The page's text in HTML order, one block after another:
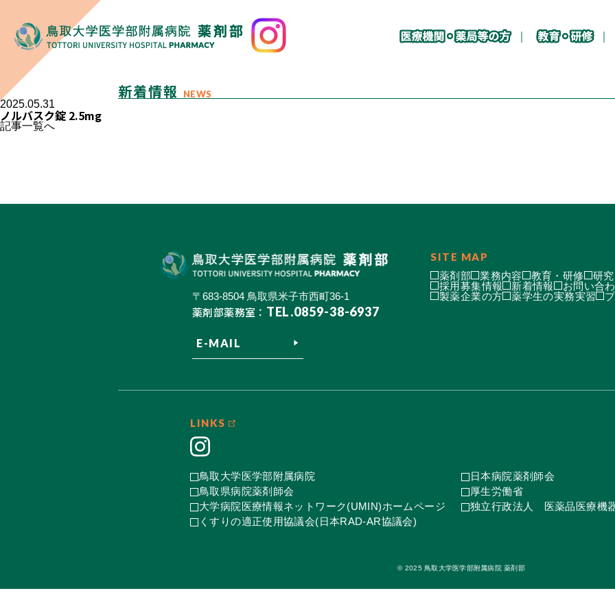
新着情報 NEWS
2025.05.31
ノルバスク錠 2.5mg
記事一覧へ
〒683-8504 鳥取県米子市西町36-1
薬剤部薬務室： TEL.0859-38-6937
E-MAIL
SITE MAP
薬剤部 業務内容 教育・研修 研
採用募集情報
新着情報 お問い合
製薬企業の方
薬学生の実務実習
LINKS
鳥取大学医学部附属病院
日本病院薬剤師会
鳥取県病院薬剤師会
厚生労働省
大学病院医療情報ネットワーク(UMIN)ホームページ
独立行政法人 医薬品医療機
くすりの適正使用協議会(日本RAD-AR協議会)
© 2025 鳥取大学医学部附属病院 薬剤部